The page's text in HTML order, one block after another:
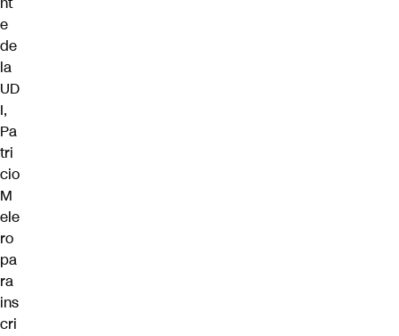
e
de
la
UD
I,
Pa
tri
cio
M
ele
ro
pa
ra
ins
cri